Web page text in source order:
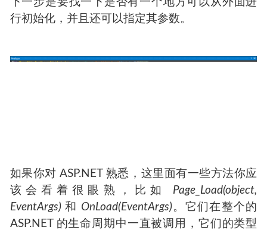
下一步是要找一下是否有一个地方可以从外面进
行初始化，并且还可以指定其参数。
如果你对 ASP.NET 熟悉，这里面有一些方法你应
该会看着很眼熟，比如 Page_Load(object,
EventArgs)和 OnLoad(EventArgs)。它们在整个的
ASP.NET 的生命周期中一直被调用，它们的类型